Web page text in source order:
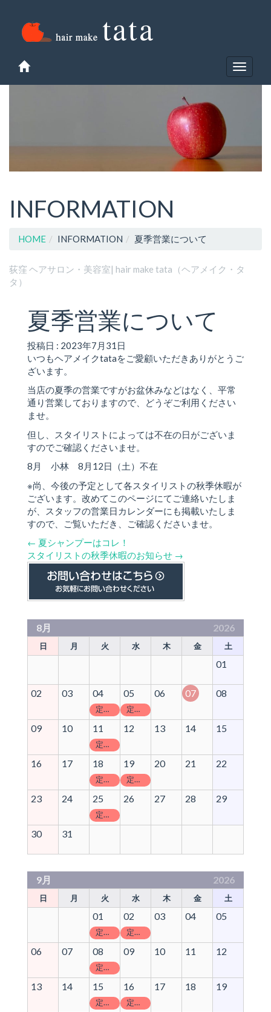
Toggle
INFORMATION
HOME INFORMATION 夏季営業について
荻窪 ヘアサロン・美容室| hair make tata（ヘアメイク・タ
タ）
夏季営業について
投稿日 : 2023年7月31日
いつもヘアメイクtataをご愛顧いただきありがとうご
ざいます。
当店の夏季の営業ですがお盆休みなどはなく、平常
通り営業しておりますので、どうぞご利用ください
ませ。
但し、スタイリストによっては不在の日がございま
すのでご確認くださいませ。
8月 小林 8月12日（土）不在
※尚、今後の予定として各スタイリストの秋季休暇が
ございます。改めてこのページにてご連絡いたしま
が、スタッフの営業日カレンダーにも掲載いたしま
すので、ご覧いただき、ご確認くださいませ。
← 夏シャンプーはコレ！
スタイリストの秋季休暇のお知らせ →
8月 2026
日 月 火 水 木 金 土
01
02 03 04
定休日
05
定休日
06 07 08
09 10 11
定休日
12 13 14 15
16 17 18
定休日
19
定休日
20 21 22
23 24 25
定休日
26 27 28 29
30 31
9月 2026
日 月 火 水 木 金 土
01
定休日
02
定休日
03 04 05
06 07 08
定休日
09 10 11 12
13 14 15
定休日
16
定休日
17 18 19